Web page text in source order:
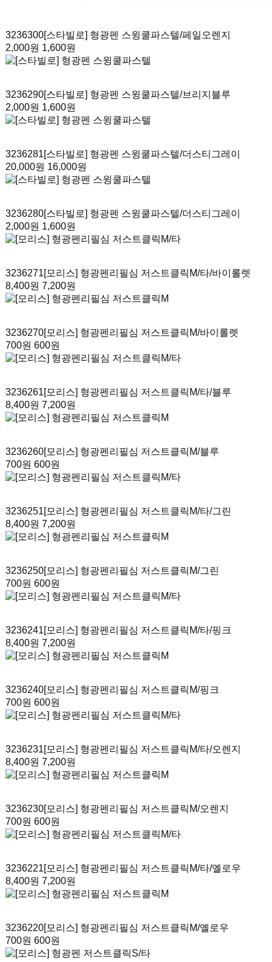
3236300[스타빌로] 형광펜 스윙쿨파스텔/페일오렌지
2,000원 1,600원
3236290[스타빌로] 형광펜 스윙쿨파스텔/브리지블루
2,000원 1,600원
3236281[스타빌로] 형광펜 스윙쿨파스텔/더스티그레이
20,000원 16,000원
3236280[스타빌로] 형광펜 스윙쿨파스텔/더스티그레이
2,000원 1,600원
3236271[모리스] 형광펜리필심 저스트클릭M/타/바이롤렛
8,400원 7,200원
3236270[모리스] 형광펜리필심 저스트클릭M/바이롤렛
700원 600원
3236261[모리스] 형광펜리필심 저스트클릭M/타/블루
8,400원 7,200원
3236260[모리스] 형광펜리필심 저스트클릭M/블루
700원 600원
3236251[모리스] 형광펜리필심 저스트클릭M/타/그린
8,400원 7,200원
3236250[모리스] 형광펜리필심 저스트클릭M/그린
700원 600원
3236241[모리스] 형광펜리필심 저스트클릭M/타/핑크
8,400원 7,200원
3236240[모리스] 형광펜리필심 저스트클릭M/핑크
700원 600원
3236231[모리스] 형광펜리필심 저스트클릭M/타/오렌지
8,400원 7,200원
3236230[모리스] 형광펜리필심 저스트클릭M/오렌지
700원 600원
3236221[모리스] 형광펜리필심 저스트클릭M/타/옐로우
8,400원 7,200원
3236220[모리스] 형광펜리필심 저스트클릭M/옐로우
700원 600원